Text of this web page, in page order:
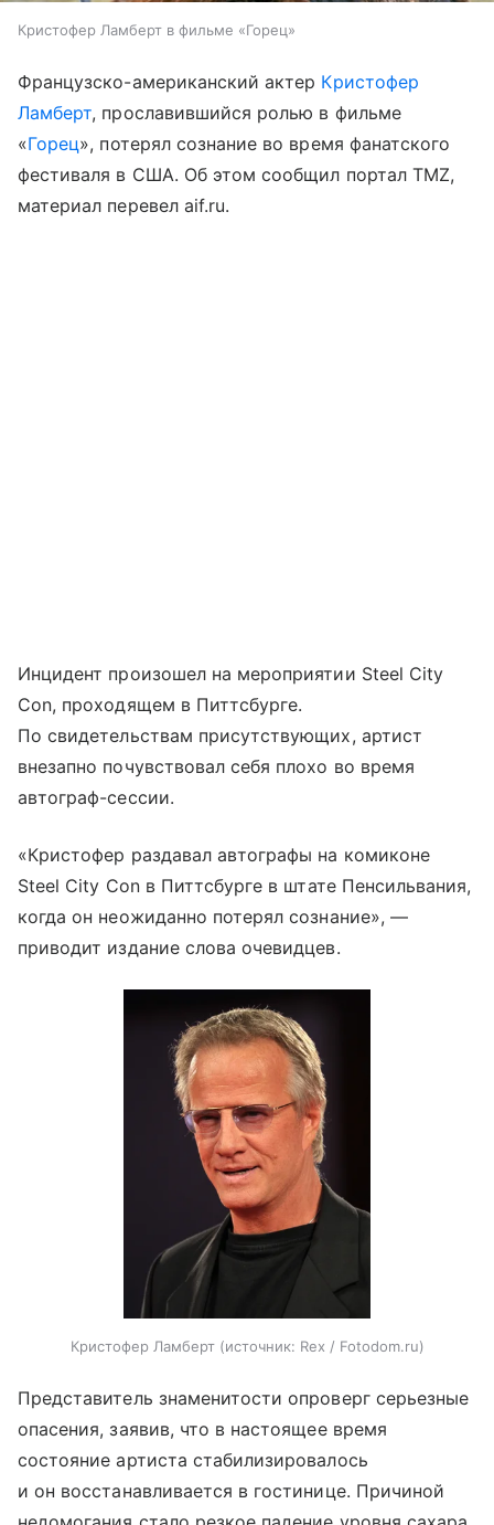
Кристофер Ламберт в фильме «Горец»
Французско-американский актер Кристофер
Ламберт, прославившийся ролью в фильме
«Горец», потерял сознание во время фанатского
фестиваля в США. Об этом сообщил портал TMZ,
материал перевел aif.ru.
Инцидент произошел на мероприятии Steel City
Con, проходящем в Питтсбурге.
По свидетельствам присутствующих, артист
внезапно почувствовал себя плохо во время
автограф-сессии.
«Кристофер раздавал автографы на комиконе
Steel City Con в Питтсбурге в штате Пенсильвания,
когда он неожиданно потерял сознание», —
приводит издание слова очевидцев.
Кристофер Ламберт источник: Rex / Fotodom.ru
Представитель знаменитости опроверг серьезные
опасения, заявив, что в настоящее время
состояние артиста стабилизировалось
и он восстанавливается в гостинице. Причиной